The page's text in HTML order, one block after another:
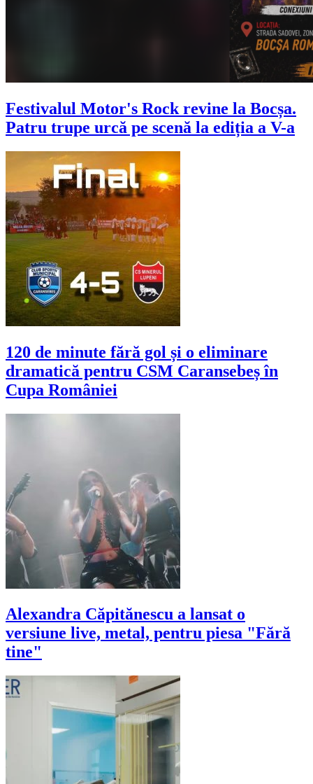
Festivalul Motor's Rock revine la Bocșa.
Patru trupe urcă pe scenă la ediția a V-a
120 de minute fără gol și o eliminare
dramatică pentru CSM Caransebeș în
Cupa României
Alexandra Căpitănescu a lansat o
versiune live, metal, pentru piesa "Fără
tine"